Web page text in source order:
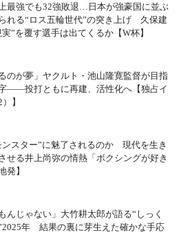
上最強でも32強敗退…日本が強豪国に並ぶ
れる“ロス五輪世代”の突き上げ 久保建
”を覆す選手は出てくるか【W杯】
のが夢」ヤクルト・池山隆寛監督が目指
――投打ともに再建、活性化へ【独占イ
】
ンスター”に魅了されるのか 現代を生き
せる井上尚弥の情熱「ボクシングが好き
発】
んじゃない」大竹耕太郎が語る“しっく
年 結果の裏に芽生えた確かな手応